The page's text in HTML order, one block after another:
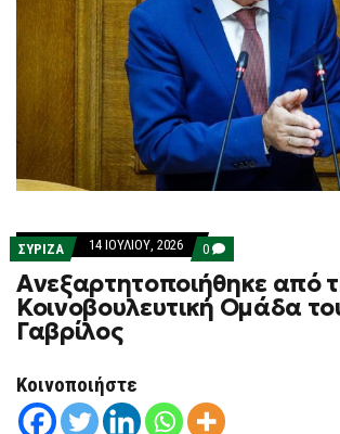
ΣΥΡΙΖΑ 14 ΙΟΥΛΊΟΥ, 2026 0 COMMENTS
ON
ΑΠΌ
ΤΗΝ
ΓΑΒΡΊΛΟΣ
Ανεξαρτητοποιήθηκε από
Κοινοβουλευτική Ομάδα
Γαβρίλος
Κοινοποιήστε